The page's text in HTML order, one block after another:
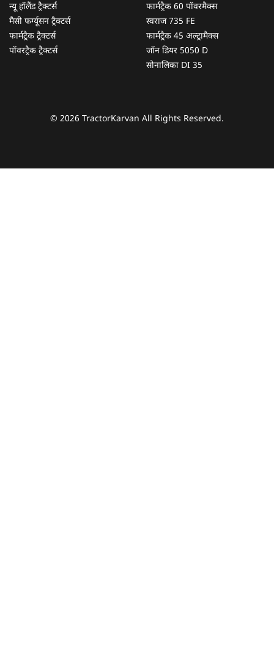
न्यू हॉलैंड ट्रैक्टर्स
मैसी फर्ग्यूसन ट्रैक्टर्स
फार्मट्रैक ट्रैक्टर्स
पॉवरट्रैक ट्रैक्टर्स
फार्मट्रैक 60 पॉवरमैक्स
स्वराज 735 FE
फार्मट्रैक 45 अल्ट्रामैक्स
जॉन डियर 5050 D
सोनालिका DI 35
© 2026 TractorKarvan All Rights Reserved.